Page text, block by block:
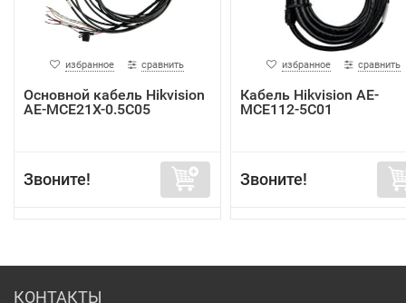
избранное сравнить
Основной кабель Hikvision
AE-MCE21X-0.5C05
Звоните!
избранное сравнить
Кабель Hikvision AE-
MCE112-5C01
Звоните!
КОНТАКТЫ